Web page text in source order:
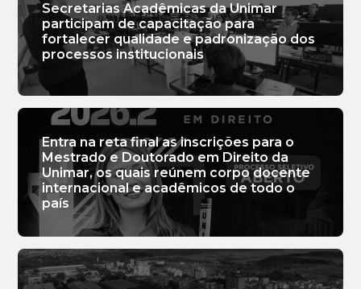
Secretarias Acadêmicas da Unimar
participam de capacitação para
fortalecer qualidade e padronização dos
processos institucionais
Entra na reta final as inscrições para o
Mestrado e Doutorado em Direito da
Unimar, os quais reúnem corpo docente
internacional e acadêmicos de todo o
país